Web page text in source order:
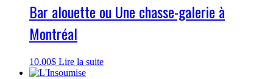
Bar alouette ou Une chasse-galerie à
Montréal
10.00$ Lire la suite